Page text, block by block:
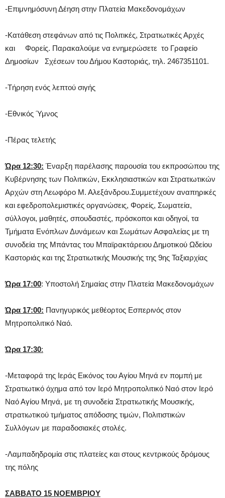
-Επιμνημόσυνη Δέηση στην Πλατεία Μακεδονομάχων
-Κατάθεση στεφάνων από τις Πολιτικές, Στρατιωτικές Αρχές
και Φορείς. Παρακαλούμε να ενημερώσετε το Γραφείο
Δημοσίων Σχέσεων του Δήμου Καστοριάς, τηλ. 2467351101.
-Τήρηση ενός λεπτού σιγής
-Εθνικός Ύμνος
-Πέρας τελετής
Ώρα 12:30: Έναρξη παρέλασης παρουσία του εκπροσώπου της
Κυβέρνησης των Πολιτικών, Εκκλησιαστικών και Στρατιωτικών
Αρχών στη Λεωφόρο Μ. Αλεξάνδρου.Συμμετέχουν αναπηρικές
και εφεδροπολεμιστικές οργανώσεις, Φορείς, Σωματεία,
σύλλογοι, μαθητές, σπουδαστές, πρόσκοποι και οδηγοί, τα
Τμήματα Ενόπλων Δυνάμεων και Σωμάτων Ασφαλείας με τη
συνοδεία της Μπάντας του Μπαϊρακτάρειου Δημοτικού Ωδείου
Καστοριάς και της Στρατιωτικής Μουσικής της 9ης Ταξιαρχίας
Ώρα 17:00: Υποστολή Σημαίας στην Πλατεία Μακεδονομάχων
Ώρα 17:00: Πανηγυρικός μεθέορτος Εσπερινός στον
Μητροπολιτικό Ναό.
Ώρα 17:30:
-Μεταφορά της Ιεράς Εικόνος του Αγίου Μηνά εν πομπή με
Στρατιωτικό όχημα από τον Ιερό Μητροπολιτικό Ναό στον Ιερό
Ναό Αγίου Μηνά, με τη συνοδεία Στρατιωτικής Μουσικής,
στρατιωτικού τμήματος απόδοσης τιμών, Πολιτιστικών
Συλλόγων με παραδοσιακές στολές.
-Λαμπαδηδρομία στις πλατείες και στους κεντρικούς δρόμους
της πόλης
ΣΑΒΒΑΤΟ 15 ΝΟΕΜΒΡΙΟΥ